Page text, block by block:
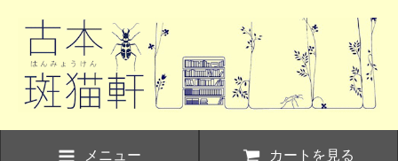
メニュー
カートを見る